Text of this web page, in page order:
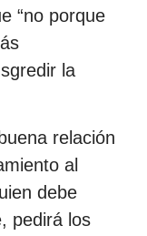
“no porque
la
relación
al
debe
pedirá los